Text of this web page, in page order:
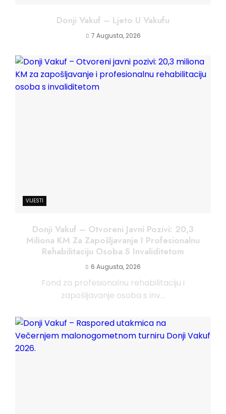
Donji Vakuf – Ljeto U Vakufu
7 Augusta, 2026
VIJESTI
Donji Vakuf – Otvoreni Javni Pozivi: 20,3
Miliona KM Za Zapošljavanje I Profesionalnu
Rehabilitaciju Osoba S Invaliditetom
6 Augusta, 2026
Fond za profesionalnu rehabilitaciju i
zapošljavanje osoba s inv...